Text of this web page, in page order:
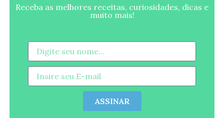
Receba as melhores receitas, curiosidades, dicas e
muito mais!
ASSINAR